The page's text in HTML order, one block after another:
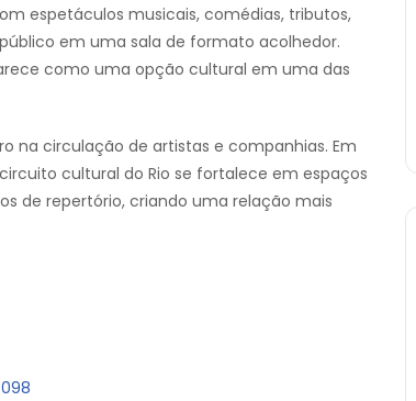
espetáculos musicais, comédias, tributos,
em uma sala de formato acolhedor.
como uma opção cultural em uma das
na circulação de artistas e companhias. Em
cultural do Rio se fortalece em espaços
de repertório, criando uma relação mais